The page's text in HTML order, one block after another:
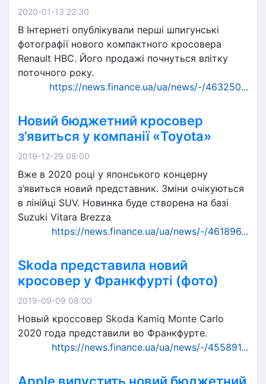
2020-01-13 22:30
В Інтернеті опублікували перші шпигунські
фотографії нового компактного кросовера
Renault HBC. Його продажі почнуться влітку
поточного року.
https://news.finance.ua/ua/news/-/463250...
Новий бюджетний кросовер
з’явиться у компанії «Toyota»
2019-12-29 08:00
Вже в 2020 році у японського концерну
з’явиться новий представник. Зміни очікуються
в лінійці SUV. Новинка буде створена на базі
Suzuki Vitara Brezza
https://news.finance.ua/ua/news/-/461896...
Skoda представила новий
кросовер у Франкфурті (фото)
2019-09-09 08:00
Новый кроссовер Skoda Kamiq Monte Carlo
2020 года представили во Франкфурте.
https://news.finance.ua/ua/news/-/455891...